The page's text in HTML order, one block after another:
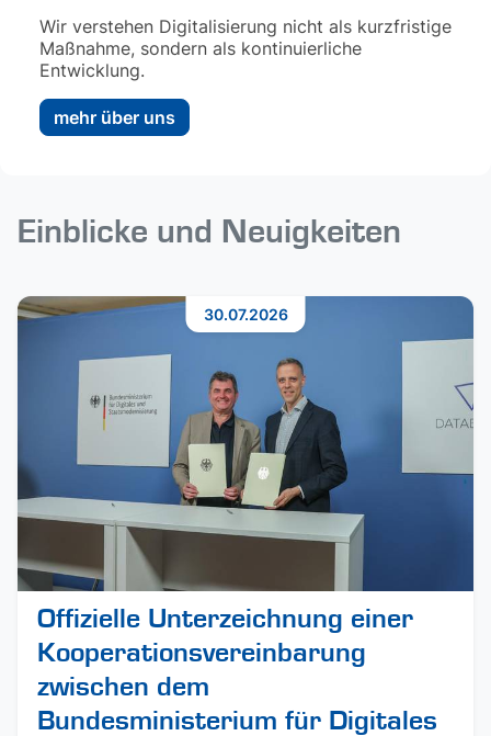
Wir verstehen Digitalisierung nicht als kurzfristige
Maßnahme, sondern als kontinuierliche
Entwicklung.
mehr über uns
Einblicke und Neuigkeiten
Offizielle Unterzeichnung einer
Kooperationsvereinbarung
zwischen dem
Bundesministerium für Digitales
30.07.2026